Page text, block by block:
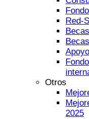
Red-
Otros
2025